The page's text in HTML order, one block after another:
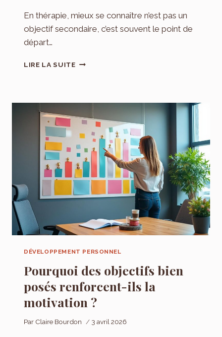
En thérapie, mieux se connaître n’est pas un
objectif secondaire, c’est souvent le point de
départ…
LIRE LA SUITEMIEUX
À
THÉRAPIE
DÉVELOPPEMENT PERSONNEL
Pourquoi des objectifs bien
posés renforcent-ils la
motivation ?
Par Claire Bourdon 3 avril 2026